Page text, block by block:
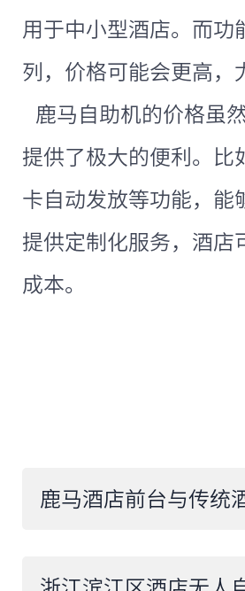
用于中小型酒店。而功
列，价格可能会更高，
鹿马自助机的价格虽
提供了极大的便利。比
卡自动发放等功能，能
提供定制化服务，酒店
成本。
鹿马酒店前台与传统